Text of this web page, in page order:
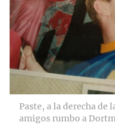
Paste, a la derecha de
amigos rumbo a